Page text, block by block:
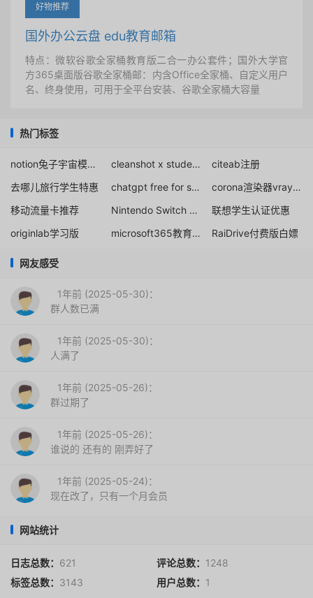
好物推荐
国外办公云盘 edu教育邮箱
特点：微软谷歌全家桶教育版二合一办公套件；国外大学官
方365桌面版谷歌全家桶邮：内含Office全家桶、自定义用户
名、终身使用，可用于全平台安装、谷歌全家桶大容量
热门标签
notion兔子宇宙模板免费下载 cleanshot x student discount
citeab注册
去哪儿旅行学生特惠
chatgpt free for students
corona渲染器vray比较介绍
移动流量卡推荐
Nintendo Switch eShop加速
联想学生认证优惠
originlab学习版
microsoft365教育版账号免费领取 RaiDrive付费版白嫖
网友感受
1年前 (2025-05-30)：
群人数已满
1年前 (2025-05-30)：
人满了
1年前 (2025-05-26)：
群过期了
1年前 (2025-05-26)：
谁说的 还有的 刚弄好了
1年前 (2025-05-24)：
现在改了，只有一个月会员
网站统计
日志总数： 621 评论总数： 1248
标签总数： 3143 用户总数： 1